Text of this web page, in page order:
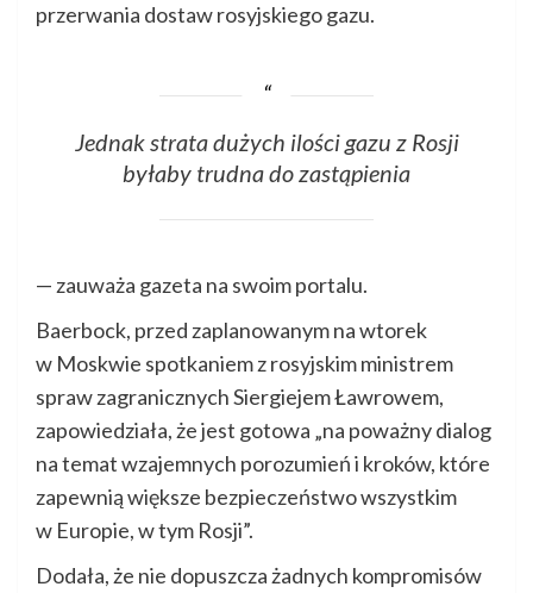
przerwania dostaw rosyjskiego gazu.
Jednak strata dużych ilości gazu z Rosji
byłaby trudna do zastąpienia
— zauważa gazeta na swoim portalu.
Baerbock, przed zaplanowanym na wtorek
w Moskwie spotkaniem z rosyjskim ministrem
spraw zagranicznych Siergiejem Ławrowem,
zapowiedziała, że jest gotowa „na poważny dialog
na temat wzajemnych porozumień i kroków, które
zapewnią większe bezpieczeństwo wszystkim
w Europie, w tym Rosji”.
Dodała, że nie dopuszcza żadnych kompromisów